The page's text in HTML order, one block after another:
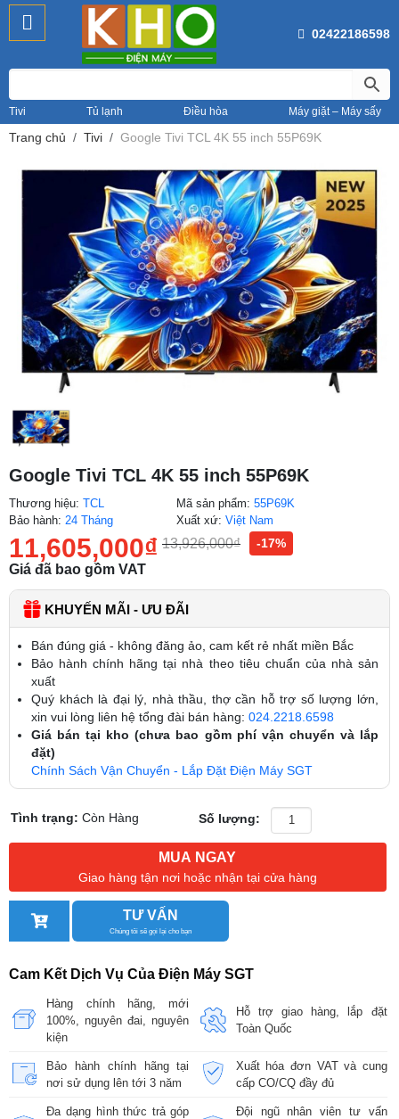
02422186598
Tivi Tủ lạnh Điều hòa Máy giặt – Máy sấy
Trang chủ Tivi Google Tivi TCL 4K 55 inch 55P69K
Google Tivi TCL 4K 55 inch 55P69K
Thương hiệu: TCL
Bảo hành: 24 Tháng
Mã sản phẩm:55P69K
Xuất xứ:Việt Nam
11,605,000₫ 13,926,000₫ -17%
Giá đã bao gồm VAT
KHUYẾN MÃI - ƯU ĐÃI
Bán đúng giá - không đăng ảo, cam kết rẻ nhất miền Bắc
Bảo hành chính hãng tại nhà theo tiêu chuẩn của nhà sản
xuất
Quý khách là đại lý, nhà thầu, thợ cần hỗ trợ số lượng lớn,
xin vui lòng liên hệ tổng đài bán hàng: 024.2218.6598
Giá bán tại kho (chưa bao gồm phí vận chuyển và lắp
đặt)
Chính Sách Vận Chuyển - Lắp Đặt Điện Máy SGT
Tình trạng:Còn Hàng Số lượng:
MUA NGAY
Giao hàng tận nơi hoặc nhận tại cửa hàng
TƯ VẤN
Chúng tôi sẽ gọi lại cho bạn
Cam Kết Dịch Vụ Của Điện Máy SGT
Hàng chính hãng, mới
100%, nguyên đai, nguyên
kiện
Hỗ trợ giao hàng, lắp đặt
Toàn Quốc
Bảo hành chính hãng tại
nơi sử dụng lên tới 3 năm
Xuất hóa đơn VAT và cung
cấp CO/CQ đầy đủ
Đa dạng hình thức trả góp
Đội ngũ nhân viên tư vấn